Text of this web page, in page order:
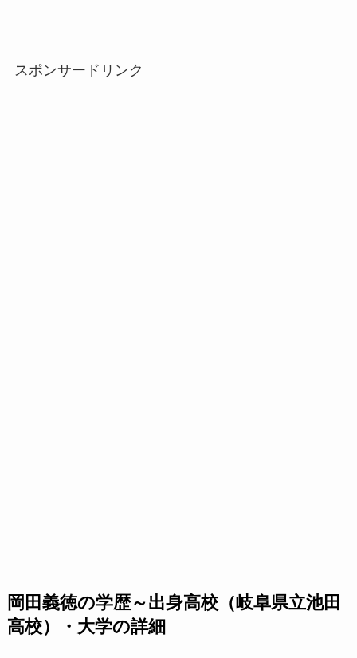
スポンサードリンク
岡田義徳の学歴～出身高校（岐阜県立池田
高校）・大学の詳細